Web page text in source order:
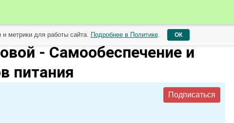
- Самообеспечение и
питания
Подписаться
метрики для работы сайта. Подробнее в Политике. ОК